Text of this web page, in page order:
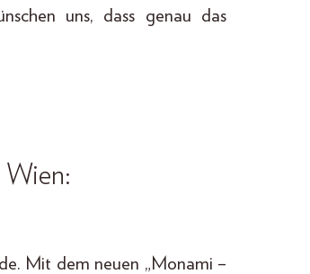
uns, dass genau das
Wien:
Mit dem neuen „Monami –